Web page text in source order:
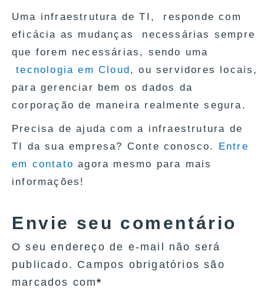
Uma infraestrutura de TI, responde com
eficácia as mudanças necessárias sempre
que forem necessárias, sendo uma
tecnologia em Cloud, ou servidores locais,
para gerenciar bem os dados da
corporação de maneira realmente segura.
Precisa de ajuda com a infraestrutura de
TI da sua empresa? Conte conosco.
Entre
em contato agora mesmo para mais
informações!
Envie seu comentário
O seu endereço de e-mail não será
publicado. Campos obrigatórios são
marcados com*